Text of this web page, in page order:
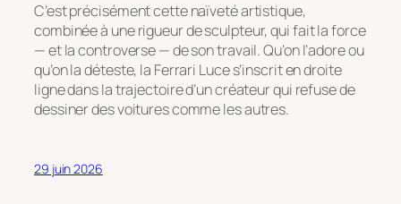
C’est précisément cette naïveté artistique,
combinée à une rigueur de sculpteur, qui fait la force
— et la controverse — de son travail. Qu’on l’adore ou
qu’on la déteste, la Ferrari Luce s’inscrit en droite
ligne dans la trajectoire d’un créateur qui refuse de
dessiner des voitures comme les autres.
29 juin 2026